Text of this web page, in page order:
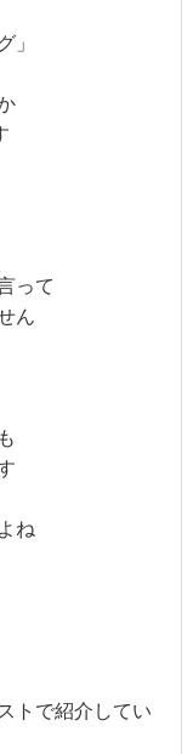
」
って
ん
ね
トで紹介してい